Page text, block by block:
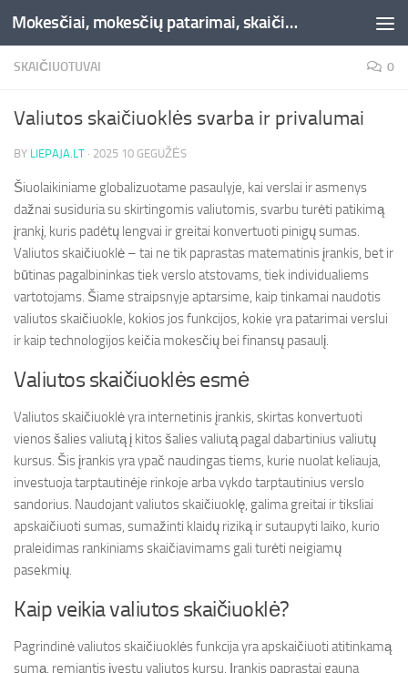
Skip to content Mokesčiai, mokesčių patarimai, skaičiuoklės, straipsniai -Liepaja.lt
SKAIČIUOTUVAI 0
Valiutos skaičiuoklės svarba ir privalumai
BY LIEPAJA.LT · 2025 10 GEGUŽĖS
Šiuolaikiniame globalizuotame pasaulyje, kai verslai ir asmenys
dažnai susiduria su skirtingomis valiutomis, svarbu turėti patikimą
įrankį, kuris padėtų lengvai ir greitai konvertuoti pinigų sumas.
Valiutos skaičiuoklė – tai ne tik paprastas matematinis įrankis, bet ir
būtinas pagalbininkas tiek verslo atstovams, tiek individualiems
vartotojams. Šiame straipsnyje aptarsime, kaip tinkamai naudotis
valiutos skaičiuokle, kokios jos funkcijos, kokie yra patarimai verslui
ir kaip technologijos keičia mokesčių bei finansų pasaulį.
Valiutos skaičiuoklės esmė
Valiutos skaičiuoklė yra internetinis įrankis, skirtas konvertuoti
vienos šalies valiutą į kitos šalies valiutą pagal dabartinius valiutų
kursus. Šis įrankis yra ypač naudingas tiems, kurie nuolat keliauja,
investuoja tarptautinėje rinkoje arba vykdo tarptautinius verslo
sandorius. Naudojant valiutos skaičiuoklę, galima greitai ir tiksliai
apskaičiuoti sumas, sumažinti klaidų riziką ir sutaupyti laiko, kurio
praleidimas rankiniams skaičiavimams gali turėti neigiamų
pasekmių.
Kaip veikia valiutos skaičiuoklė?
Pagrindinė valiutos skaičiuoklės funkcija yra apskaičiuoti atitinkamą
sumą, remiantis įvestu valiutos kursu. Įrankis paprastai gauna